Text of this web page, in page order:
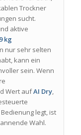
Trockner
sucht.
aktive
9 kg
nur sehr selten
kann ein
sein. Wenn
Wert aufAI Dry,
legt, ist
Wahl.